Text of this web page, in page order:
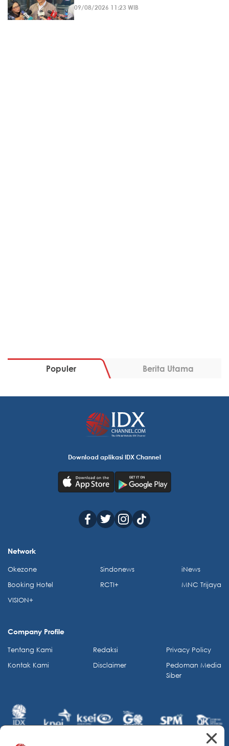
09/08/2026 11:23 WIB
Populer Berita Utama
Download aplikasi IDX Channel
Network
Okezone
Booking Hotel
VISION+
Sindonews
RCTI+
iNews
MNC Trijaya
Company Profile
Tentang Kami
Kontak Kami
Redaksi
Disclaimer
Privacy Policy
Pedoman Media
Siber